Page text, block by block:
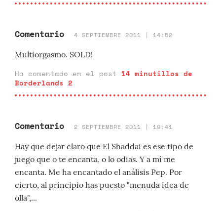
Comentario 4 SEPTIEMBRE 2011 | 14:52
Multiorgasmo. SOLD!
Ha comentado en el post 14 minutillos de
Borderlands 2
Comentario 2 SEPTIEMBRE 2011 | 19:41
Hay que dejar claro que El Shaddai es ese tipo de
juego que o te encanta, o lo odias. Y a mí me
encanta. Me ha encantado el análisis Pep. Por
cierto, al principio has puesto "menuda idea de
olla",...